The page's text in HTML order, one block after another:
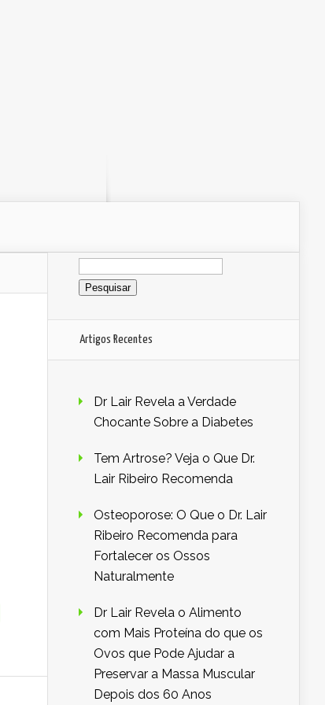
Pesquisar
por:
Artigos Recentes
Dr Lair Revela a Verdade
Chocante Sobre a Diabetes
Tem Artrose? Veja o Que Dr.
Lair Ribeiro Recomenda
Osteoporose: O Que o Dr. Lair
Ribeiro Recomenda para
Fortalecer os Ossos
Naturalmente
Dr Lair Revela o Alimento
com Mais Proteína do que os
Ovos que Pode Ajudar a
Preservar a Massa Muscular
Depois dos 60 Anos